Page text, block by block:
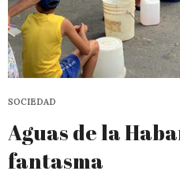
SOCIEDAD
Aguas de la
fantasma